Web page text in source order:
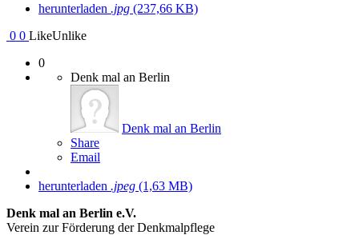
herunterladen .jpg (237,66 KB)
0 0 LikeUnlike
0
Denk mal an Berlin
Denk mal an Berlin
Share
Email
herunterladen .jpeg (1,63 MB)
Denk mal an Berlin e.V.
Verein zur Förderung der Denkmalpflege